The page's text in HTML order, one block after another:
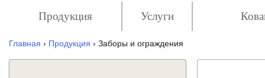
Продукция Услуги
Главная › Продукция › Заборы и ограждения